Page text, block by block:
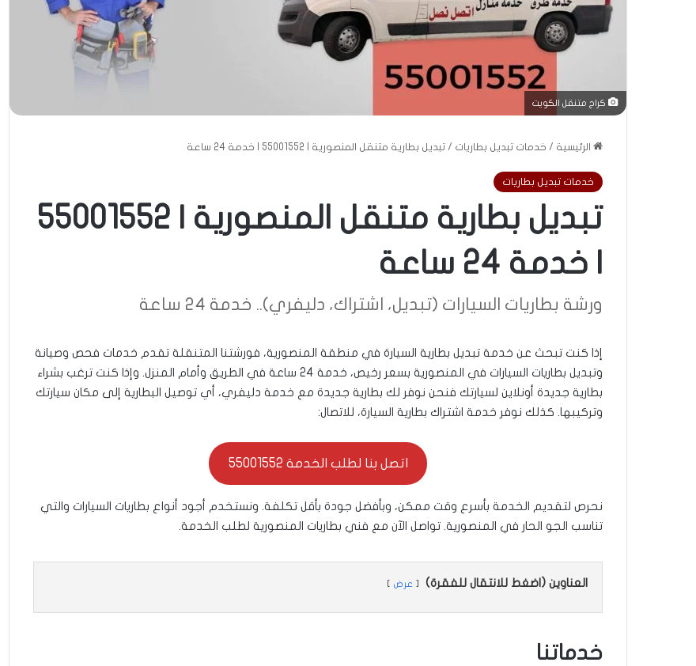
كراج متنقل الكويت
الرئيسية / خدمات تبديل بطاريات / تبديل بطارية متنقل المنصورية | 55001552 | خدمة 24 ساعة
خدمات تبديل بطاريات
تبديل بطارية متنقل المنصورية | 55001552
| خدمة 24 ساعة
ورشة بطاريات السيارات (تبديل، اشتراك، دليفري).. خدمة 24 ساعة
إذا كنت تبحث عن خدمة تبديل بطارية السيارة في منطقة المنصورية، فورشتنا المتنقلة تقدم خدمات فحص وصيانة
وتبديل بطاريات السيارات في المنصورية بسعر رخيص، خدمة 24 ساعة في الطريق وأمام المنزل. وإذا كنت ترغب بشراء
بطارية جديدة أونلاين لسيارتك فنحن نوفر لك بطارية جديدة مع خدمة دليفري، أي توصيل البطارية إلى مكان سيارتك
وتركيبها. كذلك نوفر خدمة اشتراك بطارية السيارة، للاتصال:
اتصل بنا لطلب الخدمة 55001552
نحرص لتقديم الخدمة بأسرع وقت ممكن، وبأفضل جودة بأقل تكلفة. ونستخدم أجود أنواع بطاريات السيارات والتي
تناسب الجو الحار في المنصورية. تواصل الآن مع فني بطاريات المنصورية لطلب الخدمة.
العناوين (اضغط للانتقال للفقرة) عرض
خدماتنا